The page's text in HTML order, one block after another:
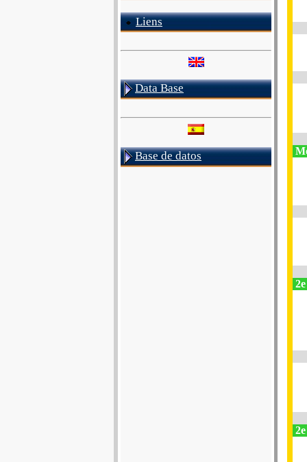
Liens
Data Base
Base de datos